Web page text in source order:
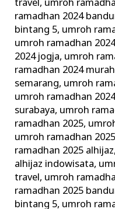
travel, umroh
ramadhan 2024
bintang 5, umroh
umroh ramadhan
2024 jogja, umroh
ramadhan 2024 murah
semarang, umroh
umroh ramadhan
surabaya, umroh
ramadhan 2025,
umroh ramadhan
ramadhan 2025 alhijaz,
alhijaz indowisata,
travel, umroh
ramadhan 2025
bintang 5, umroh